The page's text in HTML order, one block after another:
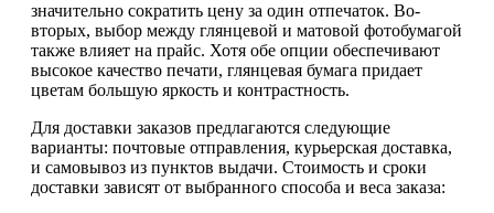
значительно сократить цену за один отпечаток. Во-
вторых, выбор между глянцевой и матовой фотобумагой
также влияет на прайс. Хотя обе опции обеспечивают
высокое качество печати, глянцевая бумага придает
цветам большую яркость и контрастность.
Для доставки заказов предлагаются следующие
варианты: почтовые отправления, курьерская доставка,
и самовывоз из пунктов выдачи. Стоимость и сроки
доставки зависят от выбранного способа и веса заказа: